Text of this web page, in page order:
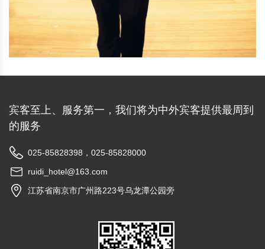
宾客至上、服务第一，我们将为中外宾客提供最周到
的服务
025-85828398，025-85828000
ruidi_hotel@163.com
江苏省南京市广州路223号乌龙潭公园旁